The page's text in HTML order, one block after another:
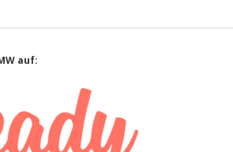
auf: